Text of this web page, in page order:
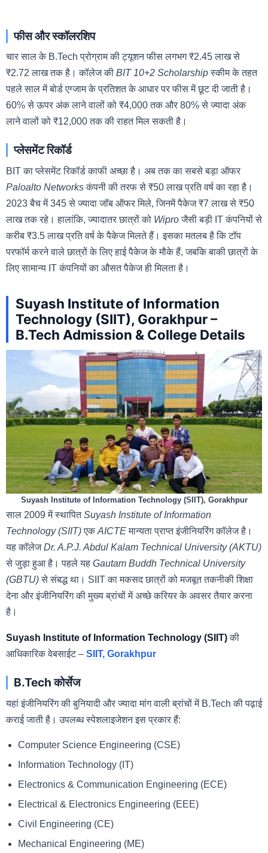
फीस और स्कॉलरशिप
चार साल के B.Tech प्रोग्राम की ट्यूशन फीस लगभग ₹2.45 लाख से
₹2.72 लाख तक है। कॉलेज की BIT 10+2 Scholarshipस्कीम के तहत
पहले साल में बोर्ड एग्जाम के प्रतिशत के आधार पर फीस में छूट दी जाती है।
60% से ऊपर अंक लाने वालों को ₹4,000 तक और 80% से ज्यादा अंक
लाने वालों को ₹12,000 तक की राहत मिल सकती है।
प्लेसमेंट रिकॉर्ड
BIT का प्लेसमेंट रिकॉर्ड काफी अच्छा है। अब तक का सबसे बड़ा ऑफर
Paloalto Networksकंपनी की तरफ से ₹50 लाख प्रति वर्ष का रहा है।
2023 बैच में 345 से ज्यादा जॉब ऑफर मिले, जिनमें पैकेज ₹7 लाख से ₹50
लाख तक रहे। हालांकि, ज्यादातर छात्रों को Wiproजैसी बड़ी IT कंपनियों से
करीब ₹3.5 लाख प्रति वर्ष के पैकेज मिलते हैं। इसका मतलब है कि टॉप
परफॉर्म करने वाले छात्रों के लिए हाई पैकेज के मौके हैं, जबकि बाकी छात्रों के
लिए सामान्य IT कंपनियों का औसत पैकेज ही मिलता है।
Suyash Institute of Information
Technology (SIIT), Gorakhpur –
B.Tech Admission & College Details
Suyash Institute of Information Technology (SIIT), Gorakhpur
साल 2009 में स्थापितSuyash Institute of Information
Technology (SIIT)एकAICTEमान्यता प्राप्त इंजीनियरिंग कॉलेज है।
यह कॉलेजDr. A.P.J. Abdul Kalam Technical University (AKTU)
से जुड़ा हुआ है। पहले यह Gautam Buddh Technical University
(GBTU)से संबद्ध था। SIIT का मकसद छात्रों को मजबूत तकनीकी शिक्षा
देना और इंजीनियरिंग की मुख्य ब्रांचों में अच्छे करियर के अवसर तैयार करना
है।
Suyash Institute of Information Technology (SIIT)की
आधिकारिक वेबसाईट – SIIT, Gorakhpur
B.Tech कोर्सेज
यहां इंजीनियरिंग की बुनियादी और ज्यादा मांग वाली ब्रांचों में B.Tech की पढ़ाई
कराई जाती है। उपलब्ध स्पेशलाइजेशन इस प्रकार हैं:
Computer Science Engineering (CSE)
Information Technology (IT)
Electronics & Communication Engineering (ECE)
Electrical & Electronics Engineering (EEE)
Civil Engineering (CE)
Mechanical Engineering (ME)